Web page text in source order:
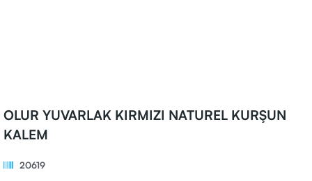
OLUR YUVARLAK KIRMIZI NATUREL KURŞUN
KALEM
20619